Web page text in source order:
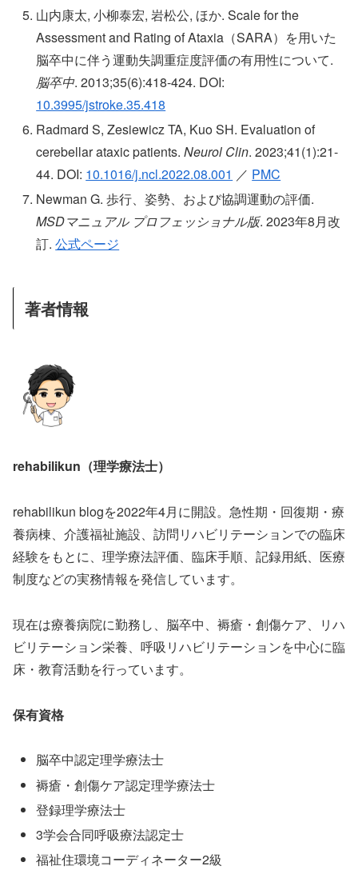
山内康太, 小柳泰宏, 岩松公, ほか. Scale for the
Assessment and Rating of Ataxia（SARA）を用いた
脳卒中に伴う運動失調重症度評価の有用性について.
脳卒中. 2013;35(6):418-424. DOI:
10.3995/jstroke.35.418
Radmard S, Zesiewicz TA, Kuo SH. Evaluation of
cerebellar ataxic patients.Neurol Clin. 2023;41(1):21-
44. DOI: 10.1016/j.ncl.2022.08.001 ／ PMC
Newman G. 歩行、姿勢、および協調運動の評価.
MSDマニュアル プロフェッショナル版. 2023年8月改
訂.公式ページ
著者情報
rehabilikun（理学療法士）
rehabilikun blogを2022年4月に開設。急性期・回復期・療
養病棟、介護福祉施設、訪問リハビリテーションでの臨床
経験をもとに、理学療法評価、臨床手順、記録用紙、医療
制度などの実務情報を発信しています。
現在は療養病院に勤務し、脳卒中、褥瘡・創傷ケア、リハ
ビリテーション栄養、呼吸リハビリテーションを中心に臨
床・教育活動を行っています。
保有資格
脳卒中認定理学療法士
褥瘡・創傷ケア認定理学療法士
登録理学療法士
3学会合同呼吸療法認定士
福祉住環境コーディネーター2級